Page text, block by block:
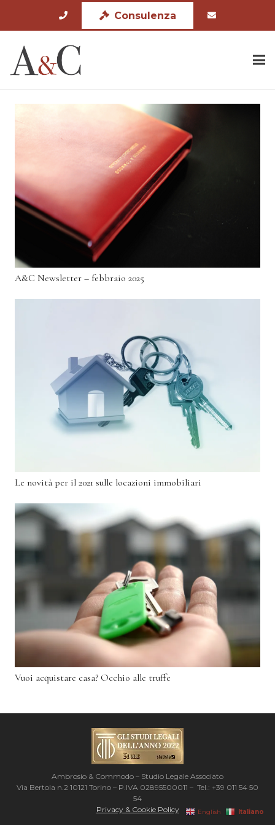
Consulenza
A&C Newsletter – febbraio 2025
Le novità per il 2021 sulle locazioni immobiliari
Vuoi acquistare casa? Occhio alle truffe
Ambrosio & Commodo – Studio Legale Associato
Via Bertola n.2 10121 Torino – P.IVA 02895500011 – Tel.: +39 011 54 50
54
Privacy & Cookie Policy
English Italiano